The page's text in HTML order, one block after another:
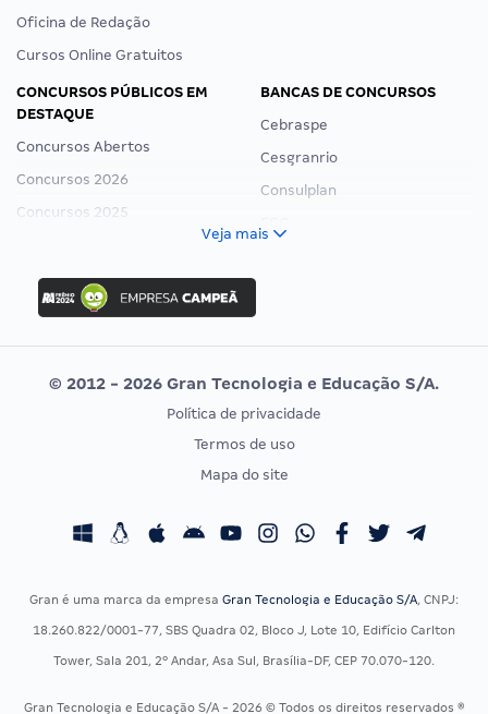
Oficina de Redação
Cursos Online Gratuitos
CONCURSOS PÚBLICOS EM
DESTAQUE
Concursos Abertos
Concursos 2026
Concursos 2025
Concurso Ibama
Concurso MPU
Editais publicados
BANCAS DE CONCURSOS
Cebraspe
Cesgranrio
Consulplan
Vunesp
CONCURSOS POR PROFISSÃO
Concursos Fiscais
Concursos Saúde
EXAME DE ORDEM
Calendário OAB
Veja mais
© 2012 - 2026 Gran Tecnologia e Educação S/A.
Política de privacidade
Termos de uso
Mapa do site
Gran é uma marca da empresa Gran Tecnologia e Educação S/A, CNPJ:
18.260.822/0001-77, SBS Quadra 02, Bloco J, Lote 10, Edifício Carlton
Tower, Sala 201, 2º Andar, Asa Sul, Brasília-DF, CEP 70.070-120.
Gran Tecnologia e Educação S/A - 2026 © Todos os direitos reservados ®